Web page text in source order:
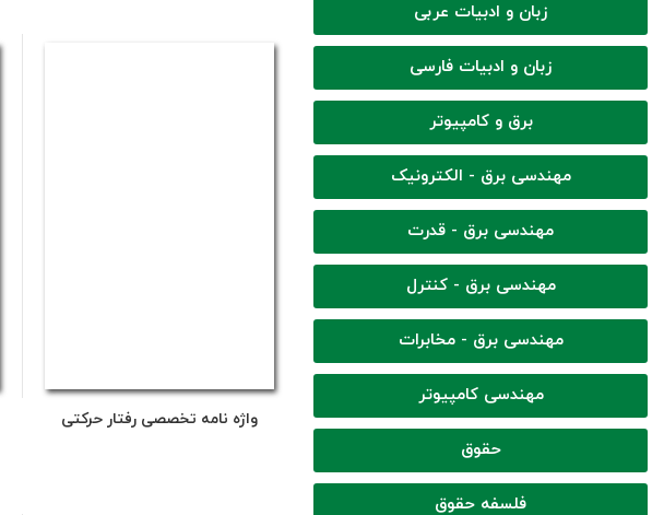
زبان و ادبیات عربی
زبان و ادبیات فارسی
برق و کامپیوتر
مهندسی برق - الکترونیک
مهندسی برق - قدرت
مهندسی برق - کنترل
مهندسی برق - مخابرات
مهندسی کامپیوتر
حقوق
فلسفه حقوق
واژه نامه تخصصی رفتار حرکتی